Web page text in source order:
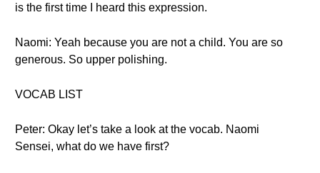
is the first time I heard this expression.
Naomi: Yeah because you are not a child. You are so
generous. So upper polishing.
VOCAB LIST
Peter: Okay let’s take a look at the vocab. Naomi
Sensei, what do we have first?